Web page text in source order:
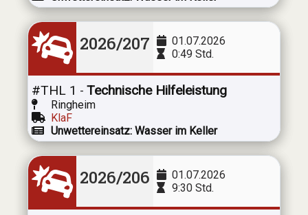
2026/207
01.07.2026
0:49 Std.
#THL 1 - Technische Hilfeleistung
Ringheim
KlaF
Unwettereinsatz: Wasser im Keller
2026/206
01.07.2026
9:30 Std.